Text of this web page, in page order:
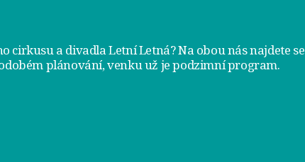
cirkusu a divadla Letní Letná? Na obou nás najdete se
plánování, venku už jepodzimní program.